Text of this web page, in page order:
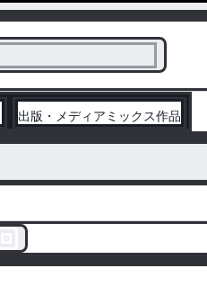
出版・メディアミックス作品